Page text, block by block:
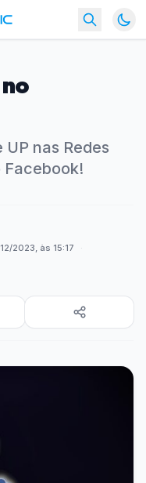
nas Redes
Facebook!
2023, às 15:17
·